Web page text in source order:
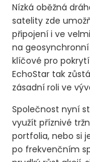
Nízká oběžná
satelity zde
připojení i ve
na
klíčové pro
EchoStar tak
zásadní roli ve
Společnost nyní
využít příznivé
portfolia, nebo si
po frekvenčním